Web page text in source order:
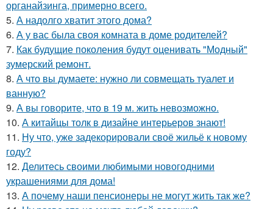
органайзинга, примерно всего.
5. А надолго хватит этого дома?
6. А у вас была своя комната в доме родителей?
7. Как будущие поколения будут оценивать "Модный"
зумерский ремонт.
8. А что вы думаете: нужно ли совмещать туалет и
ванную?
9. А вы говорите, что в 19 м. жить невозможно.
10. А китайцы толк в дизайне интерьеров знают!
11. Ну что, уже задекорировали своё жильё к новому
году?
12. Делитесь своими любимыми новогодними
украшениями для дома!
13. А почему наши пенсионеры не могут жить так же?